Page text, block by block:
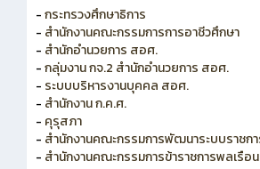
- กระทรวงศึกษาธิการ
- สำนักงานคณะกรรมการการอาชีวศึกษา
- สำนักอำนวยการ สอศ.
- กลุ่มงาน กจ.2 สำนักอำนวยการ สอศ.
- ระบบบริหารงานบุคคล สอศ.
- สำนักงาน ก.ค.ศ.
- คุรุสภา
- สำนักงานคณะกรรมการพัฒนาระบบราชการ